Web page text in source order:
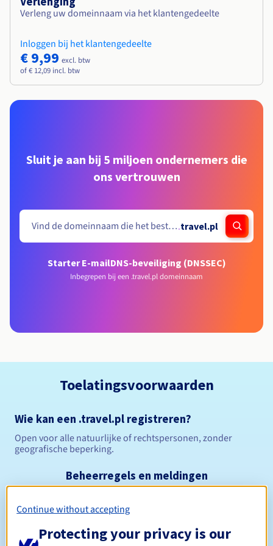
Verleng uw domeinnaam via het klantengedeelte
Inloggen bij het klantengedeelte
€ 9,99 excl. btw
of € 12,09 incl. btw
Sluit je aan bij 5 miljoen ondernemers die
ons vertrouwen
.travel.pl
Starter E-mailDNS-beveiliging (DNSSEC)
Inbegrepen bij een .travel.pl domeinnaam
Toelatingsvoorwaarden
Wie kan een .travel.pl registreren?
Open voor alle natuurlijke of rechtspersonen, zonder
geografische beperking.
Beheerregels en meldingen
Registratieperiode
Continue without accepting
Protecting your privacy is our